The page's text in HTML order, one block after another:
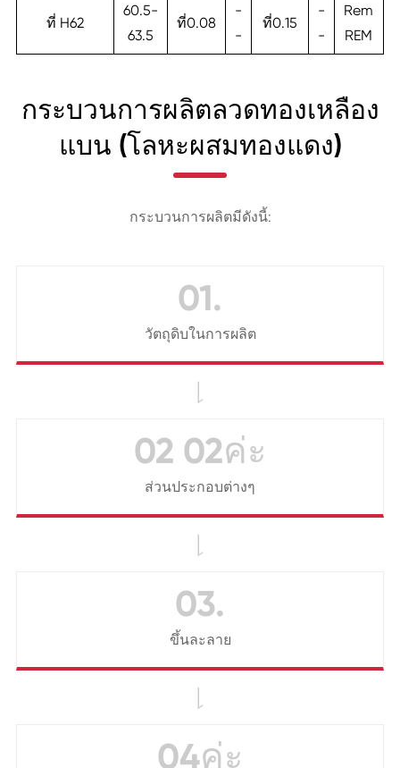
ที่ H62
60.5-
63.5
ที่0.08
-
-
ที่0.15
-
-
Rem
REM
กระบวนการผลิตลวดทองเหลือง
แบน (โลหะผสมทองแดง)
กระบวนการผลิตมีดังนี้:
01.
วัตถุดิบในการผลิต

02 02ค่ะ
ส่วนประกอบต่างๆ

03.
ขึ้นละลาย

04ค่ะ